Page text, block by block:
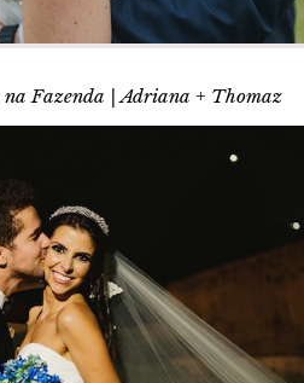
na Fazenda | Adriana + Thomaz